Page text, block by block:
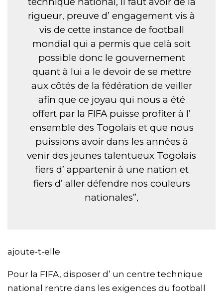
rigueur, preuve d’ engagement vis à
vis de cette instance de football
mondial qui a permis que celà soit
possible donc le gouvernement
quant à lui a le devoir de se mettre
aux côtés de la fédération de veiller
afin que ce joyau qui nous a été
offert par la FIFA puisse profiter à l’
ensemble des Togolais et que nous
puissions avoir dans les années à
venir des jeunes talentueux Togolais
fiers d’ appartenir à une nation et
fiers d’ aller défendre nos couleurs
nationales”,
ajoute-t-elle
Pour la FIFA, disposer d’ un centre technique
national rentre dans les exigences du football